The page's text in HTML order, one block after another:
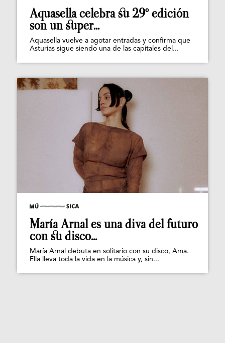
Aquasella celebra su 29º edición
son un super...
Aquasella vuelve a agotar entradas y confirma que
Asturias sigue siendo una de las capitales del...
María Arnal es una diva del futuro
con su disco...
María Arnal debuta en solitario con su disco, Ama.
Ella lleva toda la vida en la música y, sin...